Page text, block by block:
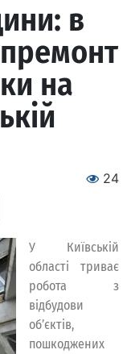
в
на
24
У Київській
області триває
робота з
відбудови
об’єктів,
пошкоджених